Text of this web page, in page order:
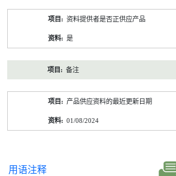
资料提供者是否正供应产品
是
备注
产品供应资料的最近更新日期
01/08/2024
用语注释